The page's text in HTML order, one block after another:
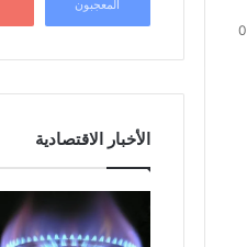
0
المعجبون
الأخبار الاقتصادية